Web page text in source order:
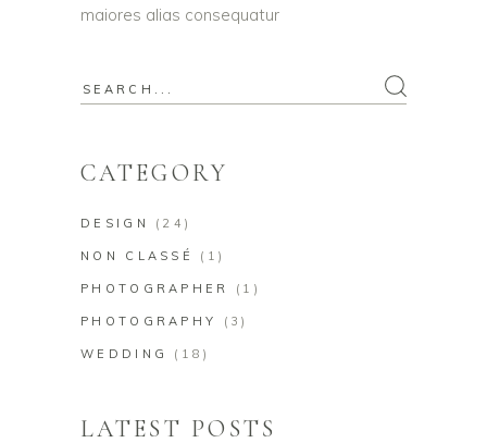
maiores alias consequatur
Search
CATEGORY
DESIGN (24)
NON CLASSÉ (1)
PHOTOGRAPHER (1)
PHOTOGRAPHY (3)
WEDDING (18)
LATEST POSTS